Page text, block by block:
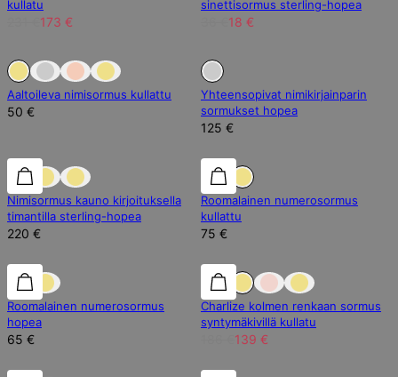
kullatu
173 €
sinettisormus sterling-hopea
18 €
Loppu Varastosta Loppu Varastosta
Aaltoileva nimisormus kullattu
50 €
Loppu Varastosta
Yhteensopivat nimikirjainparin
sormukset hopea
125 €
Lab Timantti Lab Timantti
Nimisormus kauno kirjoituksella
timantilla sterling-hopea
220 €
Roomalainen numerosormus
kullattu
75 €
Roomalainen numerosormus
hopea
65 €
25% alennus
Charlize kolmen renkaan sormus
syntymäkivillä kullatu
139 €